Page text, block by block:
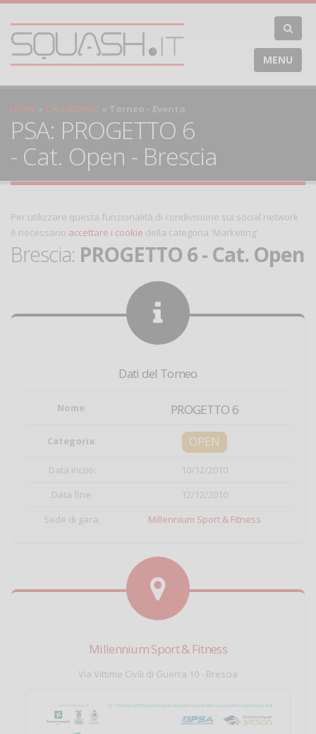
MENU
HOME CALENDARIO Torneo - Evento
PSA: PROGETTO 6
- Cat. Open - Brescia
Per utilizzare questa funzionalità di condivisione sui social network
è necessario accettare i cookie della categoria 'Marketing'
Brescia: PROGETTO 6 - Cat. Open
Dati del Torneo
Nome: PROGETTO 6
Categoria: OPEN
Data inizio:
10/12/2010
Data fine:
12/12/2010
Sede di gara:
Millennium Sport & Fitness
Millennium Sport & Fitness
Via Vittime Civili di Guerra 10 - Brescia